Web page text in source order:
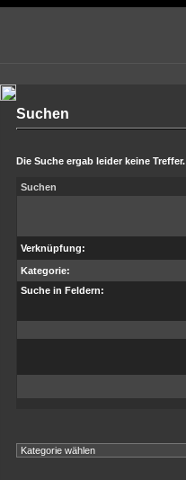
Suchen
Die Suche ergab leider keine Treffer.
Suchen
Verknüpfung:
Kategorie:
Suche in Feldern: